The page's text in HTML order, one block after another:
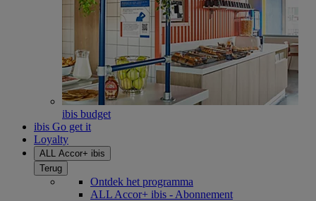
ibis budget
ibis Go get it
Loyalty
ALL Accor+ ibis
Terug
Ontdek het programma
ALL Accor+ ibis - Abonnement